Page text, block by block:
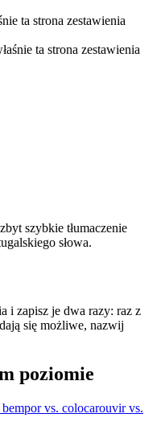
ta strona zestawienia
ta strona zestawienia
szybkie tłumaczenie
słowa.
i zapisz je dwa razy: raz z
się możliwe, nazwij
poziomie
por vs. colocarouvir vs.